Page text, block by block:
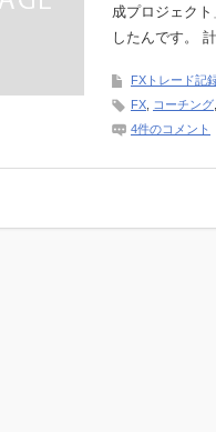
状
か
た
た
1
日
リ
わ
ち
ダ
だ
っ
成プロジェク
したんです。
FXトレード記
FX
コーチング
4件のコメント